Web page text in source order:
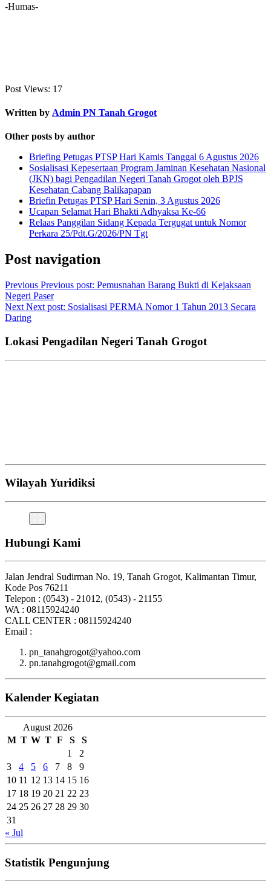
-Humas-
Post Views: 17
Written by Admin PN Tanah Grogot
Other posts by author
Briefing Petugas PTSP Hari Kamis Tanggal 6 Agustus 2026
Sosialisasi Kepesertaan Program Jaminan Kesehatan Nasional
(JKN) bagi Pengadilan Negeri Tanah Grogot oleh BPJS
Kesehatan Cabang Balikapapan
Briefin Petugas PTSP Hari Senin, 3 Agustus 2026
Ucapan Selamat Hari Bhakti Adhyaksa Ke-66
Relaas Panggilan Sidang Kepada Tergugat untuk Nomor
Perkara 25/Pdt.G/2026/PN Tgt
Post navigation
Previous Previous post: Pemusnahan Barang Bukti di Kejaksaan
Negeri Paser
Next Next post: Sosialisasi PERMA Nomor 1 Tahun 2013 Secara
Daring
Lokasi Pengadilan Negeri Tanah Grogot
Wilayah Yuridiksi
Hubungi Kami
Jalan Jendral Sudirman No. 19, Tanah Grogot, Kalimantan Timur,
Kode Pos 76211
Telepon : (0543) - 21012, (0543) - 21155
WA : 08115924240
CALL CENTER : 08115924240
Email :
pn_tanahgrogot@yahoo.com
pn.tanahgrogot@gmail.com
Kalender Kegiatan
August 2026
M T W T F S
S
1
2
3
4 5 6 7 8
9
10 11 12 13 14 15 16
17 18 19 20 21 22 23
24 25 26 27 28 29 30
31
« Jul
Statistik Pengunjung